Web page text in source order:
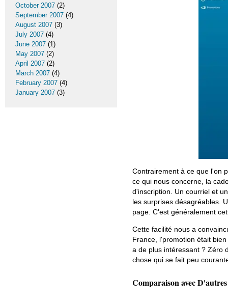
Contrairement à ce que l'on
ce qui nous concerne, la
d'inscription. Un courriel et
les surprises désagréables.
page. C'est généralement
Cette facilité nous a
France, l'promotion était
a de plus intéressant ? Zéro
chose qui se fait peu
Comparaison avec
October 2007 (2)
September 2007 (4)
August 2007 (3)
July 2007 (4)
June 2007 (1)
May 2007 (2)
April 2007 (2)
March 2007 (4)
February 2007 (4)
January 2007 (3)